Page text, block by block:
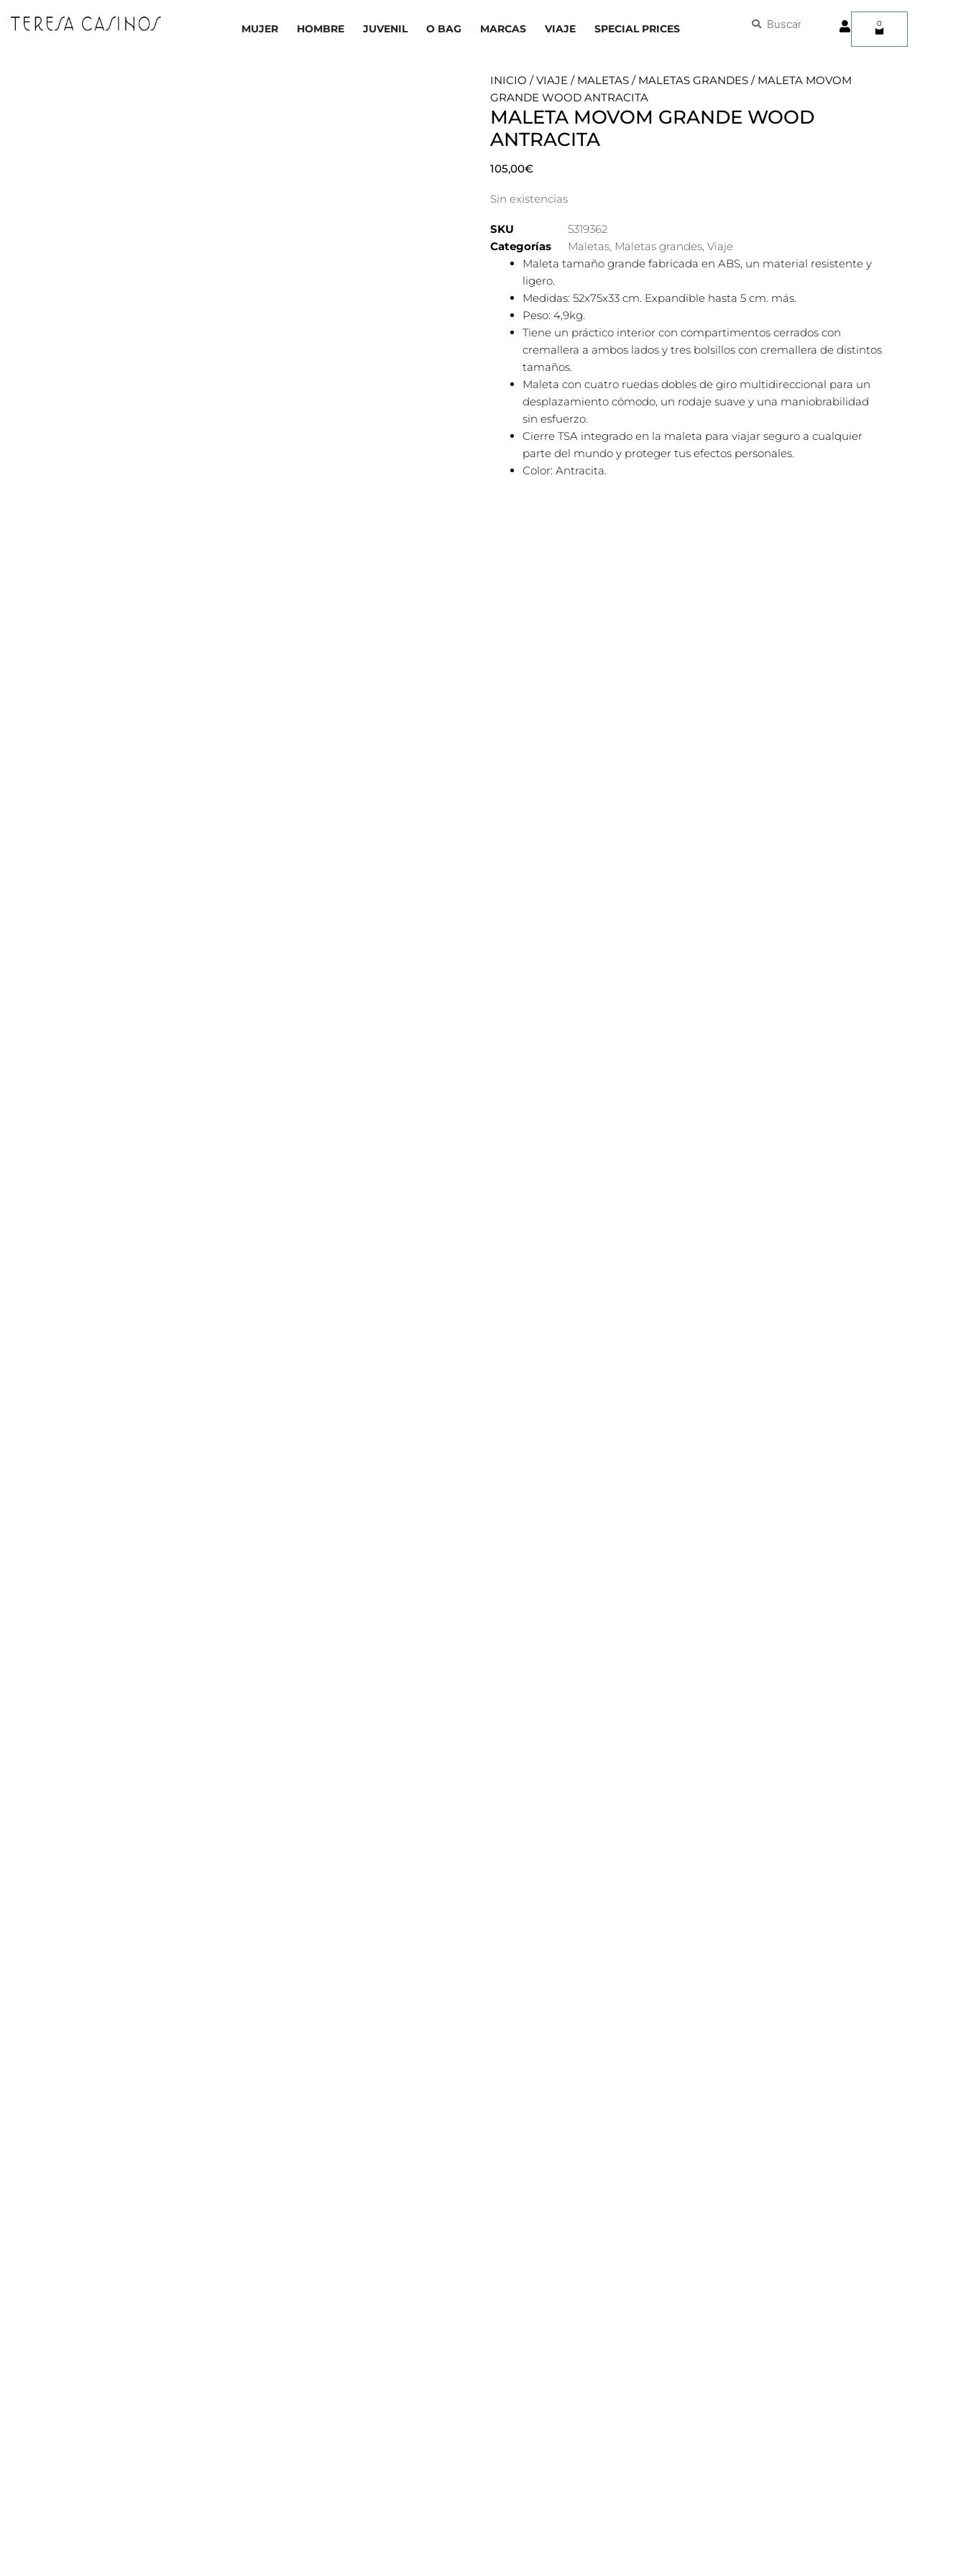
MUJER HOMBRE JUVENIL O BAG MARCAS VIAJE SPECIAL PRICES
User
0
Carrito
INICIO /VIAJE / MALETAS / MALETAS GRANDES / MALETA MOVOM
GRANDE WOOD ANTRACITA
MALETA MOVOM GRANDE WOOD
ANTRACITA
105,00€
Sin existencias
SKU
5319362
Categorías
Maletas, Maletas grandes, Viaje
Maleta tamaño grande fabricada en ABS, un material resistente y
ligero.
Medidas: 52x75x33 cm. Expandible hasta 5 cm. más.
Peso: 4,9kg.
Tiene un práctico interior con compartimentos cerrados con
cremallera a ambos lados y tres bolsillos con cremallera de distintos
tamaños.
Maleta con cuatro ruedas dobles de giro multidireccional para un
desplazamiento cómodo, un rodaje suave y una maniobrabilidad
sin esfuerzo.
Cierre TSA integrado en la maleta para viajar seguro a cualquier
parte del mundo y proteger tus efectos personales.
Color: Antracita.